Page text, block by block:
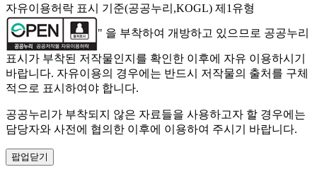
자유이용허락 표시 기준(공공누리,KOGL) 제1유형
" 을 부착하여 개방하고 있으므로 공공누리
표시가 부착된 저작물인지를 확인한 이후에 자유 이용하시기
바랍니다. 자유이용의 경우에는 반드시 저작물의 출처를 구체
적으로 표시하여야 합니다.
공공누리가 부착되지 않은 자료들을 사용하고자 할 경우에는
담당자와 사전에 협의한 이후에 이용하여 주시기 바랍니다.
팝업닫기